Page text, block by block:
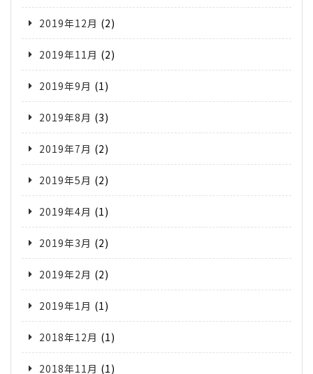
2019年12月 (2)
2019年11月 (2)
2019年9月 (1)
2019年8月 (3)
2019年7月 (2)
2019年5月 (2)
2019年4月 (1)
2019年3月 (2)
2019年2月 (2)
2019年1月 (1)
2018年12月 (1)
2018年11月 (1)